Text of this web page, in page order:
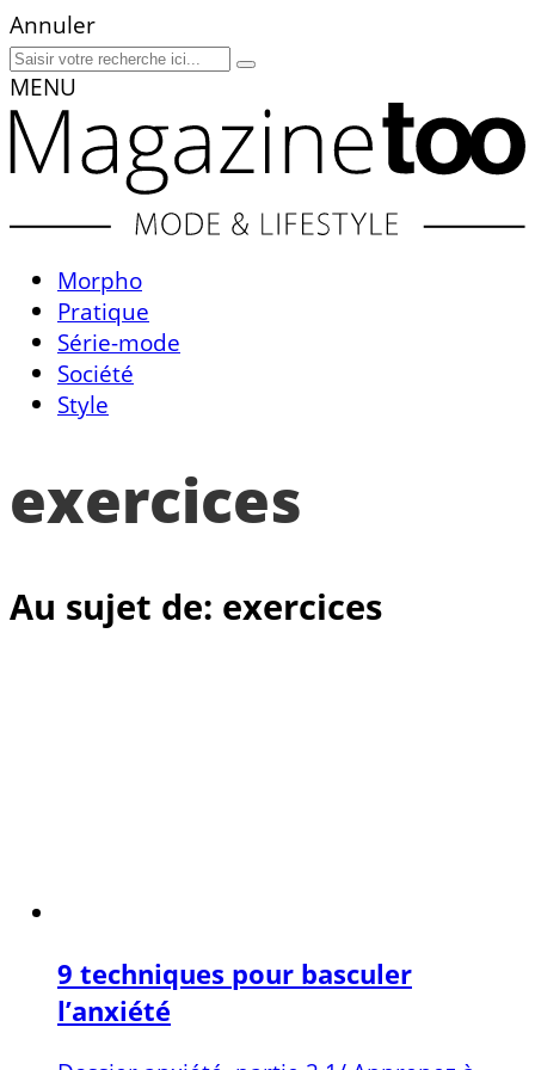
Annuler
MENU
Morpho
Pratique
Série-mode
Société
Style
exercices
Au sujet de: exercices
9 techniques pour basculer
l’anxiété